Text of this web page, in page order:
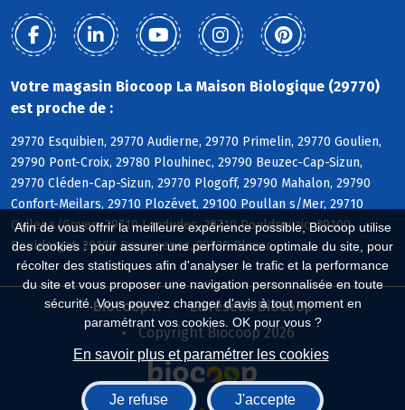
Afin de vous offrir la meilleure expérience possible, Biocoop utilise
des cookies : pour assurer une performance optimale du site, pour
récolter des statistiques afin d'analyser le trafic et la performance
du site et vous proposer une navigation personnalisée en toute
sécurité. Vous pouvez changer d'avis à tout moment en
paramétrant vos cookies. OK pour vous ?
En savoir plus et paramétrer les cookies
Je refuse J'accepte
Votre magasin Biocoop La Maison Biologique (29770)
est proche de :
29770 Esquibien, 29770 Audierne, 29770 Primelin, 29770 Goulien,
29790 Pont-Croix, 29780 Plouhinec, 29790 Beuzec-Cap-Sizun,
29770 Cléden-Cap-Sizun, 29770 Plogoff, 29790 Mahalon, 29790
Confort-Meilars, 29710 Plozévet, 29100 Poullan s/Mer, 29710
Guiler s/Goyen, 29710 Landudec, 29710 Pouldreuzic, 29100
Pouldergat, 29100 Douarnenez, 29720 Plovan
Biocoop.fr
Le réseau Biocoop
Copyright Biocoop 2026